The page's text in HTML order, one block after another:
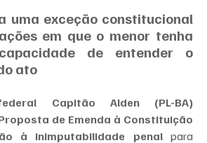
uma exceção constitucional
em que o menor tenha
de entender o
ato
Capitão Alden (PL-BA)
de Emenda à Constituição
à inimputabilidade penal para